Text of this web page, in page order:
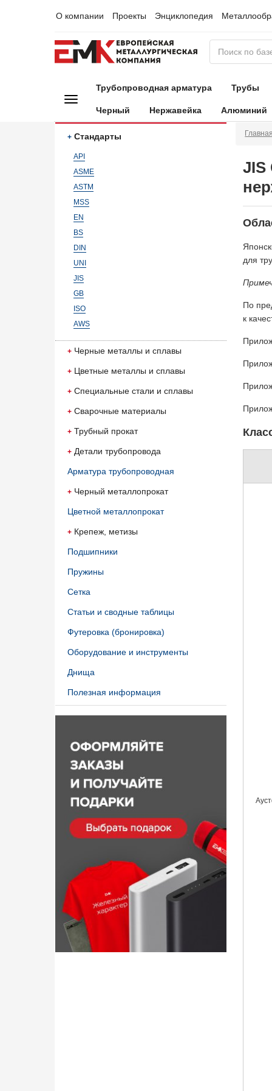
О компании Проекты Энциклопедия
Трубопроводная арматура Трубы
Черный Нержавейка Алюминий
Стандарты
API
ASME
ASTM
MSS
EN
BS
DIN
UNI
JIS
GB
ISO
AWS
Черные металлы и сплавы
Цветные металлы и сплавы
Специальные стали и сплавы
Сварочные материалы
Трубный прокат
Детали трубопровода
Арматура трубопроводная
Черный металлопрокат
Цветной металлопрокат
Крепеж, метизы
Подшипники
Пружины
Сетка
Статьи и сводные таблицы
Футеровка (бронировка)
Оборудование и инструменты
Днища
Полезная информация
Главная
JIS
для
По
к